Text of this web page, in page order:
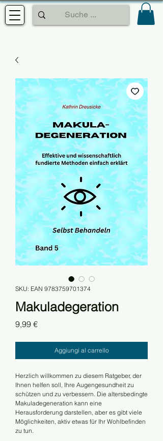
SKU: EAN 9783759701374
Makuladegeration
9,99 €Prezzo
Aggiungi al carrello
Herzlich willkommen zu diesem Ratgeber, der
Ihnen helfen soll, Ihre Augengesundheit zu
schützen und zu verbessern. Die altersbedingte
Makuladegeneration kann eine
Herausforderung darstellen, aber es gibt viele
Möglichkeiten, aktiv etwas für Ihr Wohlbefinden
zu tun.